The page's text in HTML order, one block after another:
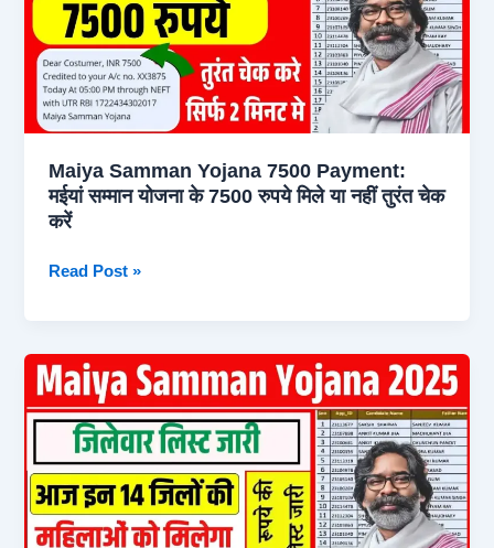
बैंक
डिटेल्स
जैसी
कोई
भी
को
ऐसे
सुधारें,
मिनट
Maiya Samman Yojana 7500 Payment:
मईयां सम्मान योजना के 7500 रुपये मिले या नहीं तुरंत चेक
करें
Maiya
Payment:
मईयां
सम्मान
योजना
के
7500
रुपये
Read Post »